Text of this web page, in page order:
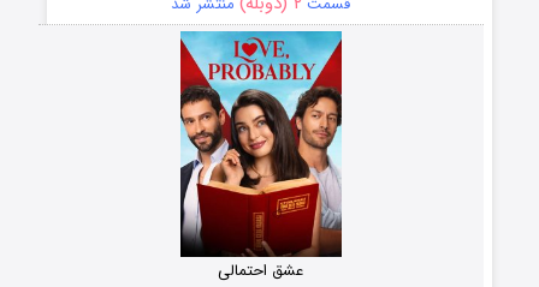
عشق احتمالی